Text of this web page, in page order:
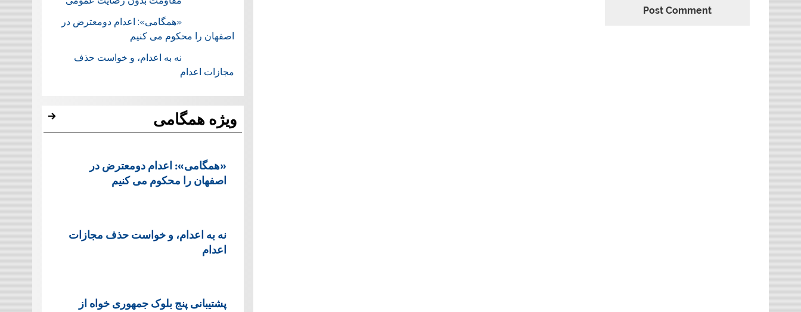
«همگامی»: اعدام دومعترض در
اصفهان را محکوم می کنیم
نه به اعدام، و خواست حذف
مجازات اعدام
ویژه همگامی
«همگامی»: اعدام دومعترض در
اصفهان را محکوم می کنیم
نه به اعدام، و خواست حذف مجازات
اعدام
پشتيبانی پنج بلوک جمهوری خواه از